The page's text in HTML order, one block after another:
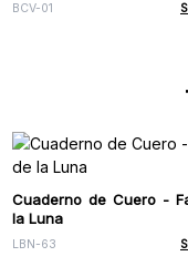
BCV-01
Cuaderno de Cuero - Fases de
la Luna
LBN-63